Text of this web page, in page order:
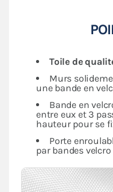
Toile de
Murs
une bande en
Bande en
entre eux et 3
hauteur pour se
Porte
par bandes velcro